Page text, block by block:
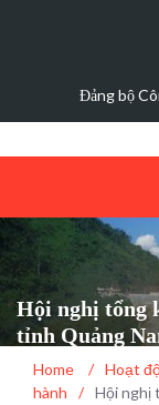
Các trường
Hội nghị tổng
tỉnh Quảng
Home / Hoạt
hành
/ Hội nghị